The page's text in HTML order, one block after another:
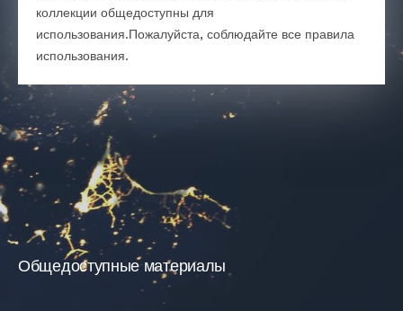
коллекции общедоступны для
использования.Пожалуйста, соблюдайте все правила
использования.
Общедоступные материалы